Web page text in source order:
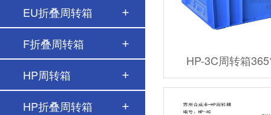
EU折叠周转箱
F折叠周转箱
HP周转箱
HP折叠周转箱
HP-3C周转箱